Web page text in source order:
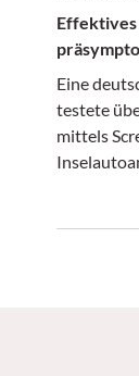
Diabetes
Eine
testete
mittels